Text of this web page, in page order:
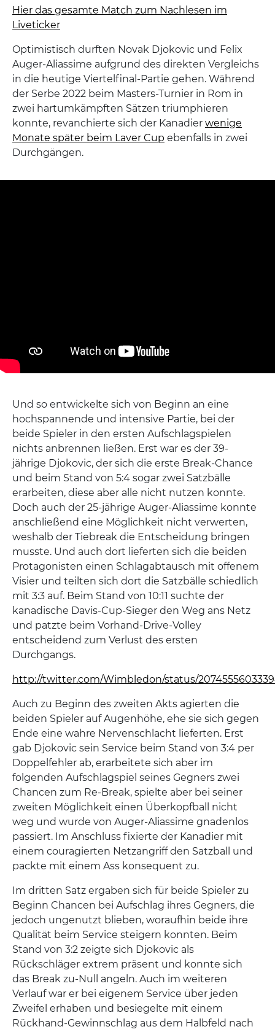
Hier das gesamte Match zum Nachlesen im
Liveticker
Optimistisch durften Novak Djokovic und Felix
Auger-Aliassime aufgrund des direkten Vergleichs
in die heutige Viertelfinal-Partie gehen. Während
der Serbe 2022 beim Masters-Turnier in Rom in
zwei hartumkämpften Sätzen triumphieren
konnte, revanchierte sich der Kanadier wenige
Monate später beim Laver Cup ebenfalls in zwei
Durchgängen.
Und so entwickelte sich von Beginn an eine
hochspannende und intensive Partie, bei der
beide Spieler in den ersten Aufschlagspielen
nichts anbrennen ließen. Erst war es der 39-
jährige Djokovic, der sich die erste Break-Chance
und beim Stand von 5:4 sogar zwei Satzbälle
erarbeiten, diese aber alle nicht nutzen konnte.
Doch auch der 25-jährige Auger-Aliassime konnte
anschließend eine Möglichkeit nicht verwerten,
weshalb der Tiebreak die Entscheidung bringen
musste. Und auch dort lieferten sich die beiden
Protagonisten einen Schlagabtausch mit offenem
Visier und teilten sich dort die Satzbälle schiedlich
mit 3:3 auf. Beim Stand von 10:11 suchte der
kanadische Davis-Cup-Sieger den Weg ans Netz
und patzte beim Vorhand-Drive-Volley
entscheidend zum Verlust des ersten
Durchgangs.
http://twitter.com/Wimbledon/status/
Auch zu Beginn des zweiten Akts agierten die
beiden Spieler auf Augenhöhe, ehe sie sich gegen
Ende eine wahre Nervenschlacht lieferten. Erst
gab Djokovic sein Service beim Stand von 3:4 per
Doppelfehler ab, erarbeitete sich aber im
folgenden Aufschlagspiel seines Gegners zwei
Chancen zum Re-Break, spielte aber bei seiner
zweiten Möglichkeit einen Überkopfball nicht
weg und wurde von Auger-Aliassime gnadenlos
passiert. Im Anschluss fixierte der Kanadier mit
einem couragierten Netzangriff den Satzball und
packte mit einem Ass konsequent zu.
Im dritten Satz ergaben sich für beide Spieler zu
Beginn Chancen bei Aufschlag ihres Gegners, die
jedoch ungenutzt blieben, woraufhin beide ihre
Qualität beim Service steigern konnten. Beim
Stand von 3:2 zeigte sich Djokovic als
Rückschläger extrem präsent und konnte sich
das Break zu-Null angeln. Auch im weiteren
Verlauf war er bei eigenem Service über jeden
Zweifel erhaben und besiegelte mit einem
Rückhand-Gewinnschlag aus dem Halbfeld nach